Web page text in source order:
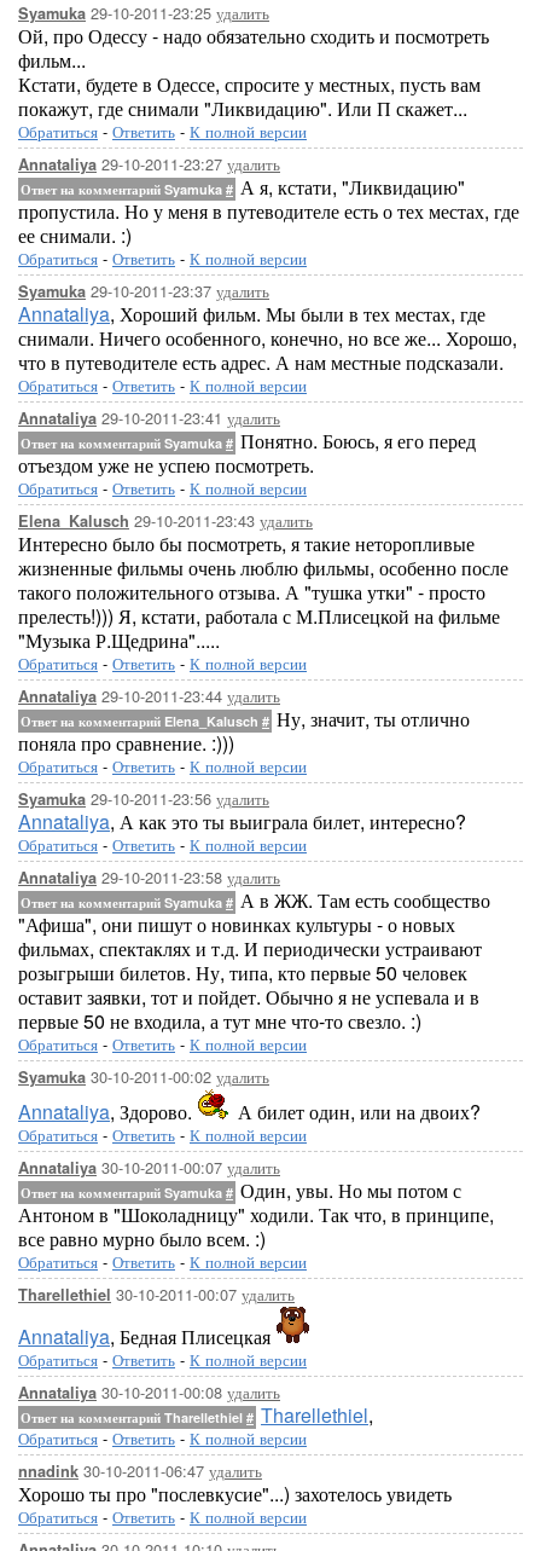
Syamuka 29-10-2011-23:25 удалить
Ой, про Одессу - надо обязательно сходить и посмотреть
фильм...
Кстати, будете в Одессе, спросите у местных, пусть вам
покажут, где снимали "Ликвидацию". Или П скажет...
Обратиться - Ответить - К полной версии
Annataliya 29-10-2011-23:27 удалить
Ответ на комментарий Syamuka # А я, кстати, "Ликвидацию"
пропустила. Но у меня в путеводителе есть о тех местах, где
ее снимали. :)
Обратиться - Ответить - К полной версии
Syamuka 29-10-2011-23:37 удалить
Annataliya, Хороший фильм. Мы были в тех местах, где
снимали. Ничего особенного, конечно, но все же... Хорошо,
что в путеводителе есть адрес. А нам местные подсказали.
Обратиться - Ответить - К полной версии
Annataliya 29-10-2011-23:41 удалить
Ответ на комментарий Syamuka # Понятно. Боюсь, я его перед
отъездом уже не успею посмотреть.
Обратиться - Ответить - К полной версии
Elena_Kalusch 29-10-2011-23:43 удалить
Интересно было бы посмотреть, я такие неторопливые
жизненные фильмы очень люблю фильмы, особенно после
такого положительного отзыва. А "тушка утки" - просто
прелесть!))) Я, кстати, работала с М.Плисецкой на фильме
"Музыка Р.Щедрина".....
Обратиться - Ответить - К полной версии
Annataliya 29-10-2011-23:44 удалить
Ответ на комментарий Elena_Kalusch # Ну, значит, ты отлично
поняла про сравнение. :)))
Обратиться - Ответить - К полной версии
Syamuka 29-10-2011-23:56 удалить
Annataliya, А как это ты выиграла билет, интересно?
Обратиться - Ответить - К полной версии
Annataliya 29-10-2011-23:58 удалить
Ответ на комментарий Syamuka # А в ЖЖ. Там есть сообщество
"Афиша", они пишут о новинках культуры - о новых
фильмах, спектаклях и т.д. И периодически устраивают
розыгрыши билетов. Ну, типа, кто первые 50 человек
оставит заявки, тот и пойдет. Обычно я не успевала и в
первые 50 не входила, а тут мне что-то свезло. :)
Обратиться - Ответить - К полной версии
Syamuka 30-10-2011-00:02 удалить
Annataliya, Здорово. А билет один, или на двоих?
Обратиться - Ответить - К полной версии
Annataliya 30-10-2011-00:07 удалить
Ответ на комментарий Syamuka # Один, увы. Но мы потом с
Антоном в "Шоколадницу" ходили. Так что, в принципе,
все равно мурно было всем. :)
Обратиться - Ответить - К полной версии
Tharellethiel 30-10-2011-00:07 удалить
Annataliya, Бедная Плисецкая
Обратиться - Ответить - К полной версии
Annataliya 30-10-2011-00:08 удалить
Ответ на комментарий Tharellethiel # Tharellethiel,
Обратиться - Ответить - К полной версии
nnadink 30-10-2011-06:47 удалить
Хорошо ты про "послевкусие"...) захотелось увидеть
Обратиться - Ответить - К полной версии